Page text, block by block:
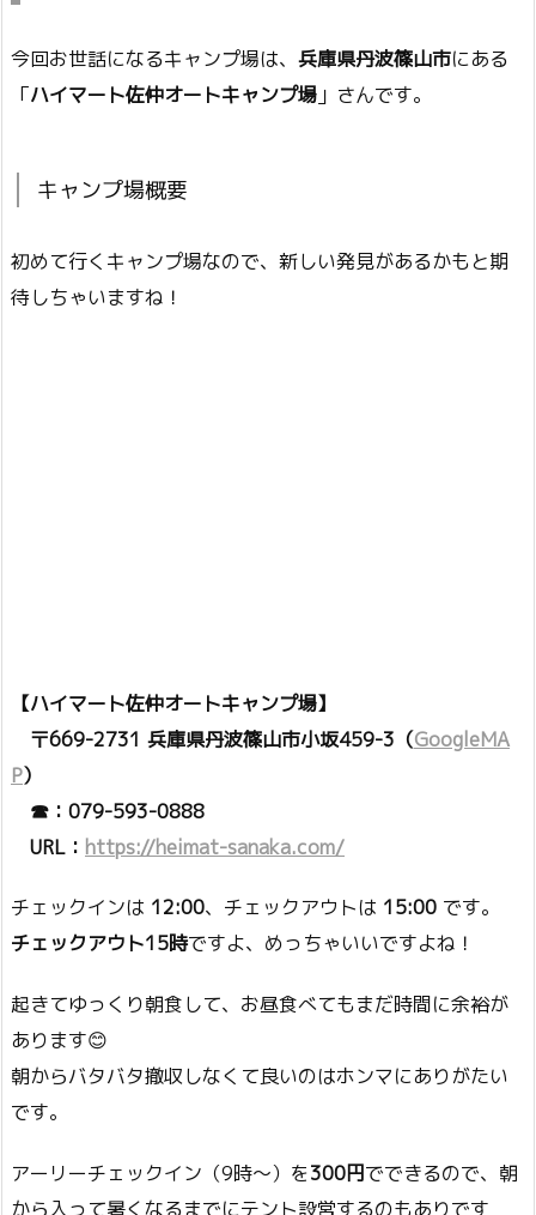
今回お世話になるキャンプ場は、 兵庫県丹波篠山市にある
「ハイマート佐仲オートキャンプ場 」さんです。
キャンプ場概要
初めて行くキャンプ場なので、新しい発見があるかもと期
待しちゃいますね！
【ハイマート佐仲オートキャンプ場】
〒669-2731 兵庫県丹波篠山市小坂459-3（GoogleMA
P）
☎：079-593-0888
URL： https://heimat-sanaka.com/
チェックインは 12:00、チェックアウトは 15:00 です。
チェックアウト15時ですよ、めっちゃいいですよね！
起きてゆっくり朝食して、お昼食べてもまだ時間に余裕が
あります😊
朝からバタバタ撤収しなくて良いのはホンマにありがたい
です。
アーリーチェックイン（9時〜）を300円でできるので、朝
から入って暑くなるまでにテント設営するのもありです